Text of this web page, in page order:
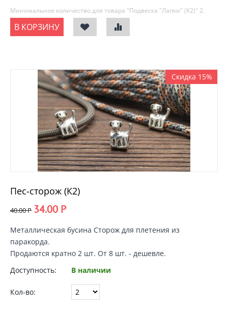
Минимальное количество для товара "Подвеска "Лапки" (К2)" 2.
В КОРЗИНУ
Скидка 15%
Пес-сторож (К2)
40.00Р 34.00 Р
Металлическая бусина Сторож для плетения из
паракорда.
Продаются кратно 2 шт. От 8 шт. - дешевле.
Доступность:
В наличии
Кол-во: